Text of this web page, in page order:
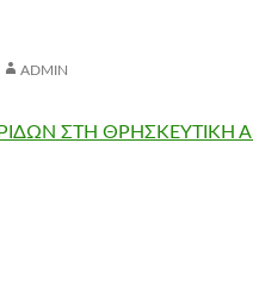
ADMIN
ΣΤΗ ΘΡΗΣΚΕΥΤΙΚΗ